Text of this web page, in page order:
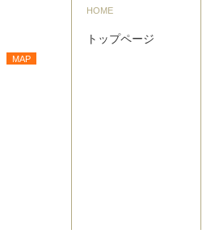
HOME
トップページ
MAP